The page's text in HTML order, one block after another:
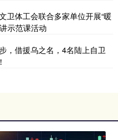
卫体工会联合多家单位开展“暖
示范课活动
，借援乌之名，4名陆上自卫